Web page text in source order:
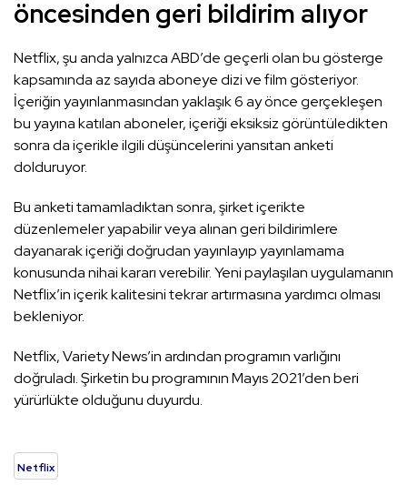
öncesinden geri bildirim alıyor
Netflix, şu anda yalnızca ABD’de geçerli olan bu gösterge
kapsamında az sayıda aboneye dizi ve film gösteriyor.
İçeriğin yayınlanmasından yaklaşık 6 ay önce gerçekleşen
bu yayına katılan aboneler, içeriği eksiksiz görüntüledikten
sonra da içerikle ilgili düşüncelerini yansıtan anketi
dolduruyor.
Bu anketi tamamladıktan sonra, şirket içerikte
düzenlemeler yapabilir veya alınan geri bildirimlere
dayanarak içeriği doğrudan yayınlayıp yayınlamama
konusunda nihai kararı verebilir. Yeni paylaşılan uygulamanın
Netflix’in içerik kalitesini tekrar artırmasına yardımcı olması
bekleniyor.
Netflix, Variety News’in ardından programın varlığını
doğruladı. Şirketin bu programının Mayıs 2021’den beri
yürürlükte olduğunu duyurdu.
Netflix